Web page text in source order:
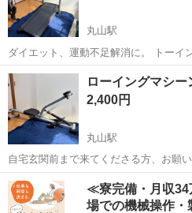
丸山駅
ダイエット、運動不足解消に。 トーイ
す。 併せて取引でお値引き可能です。 自宅玄関前まで撮りに来てくだ
さる方。
兵庫 神戸市 丸山駅 フィッ
ローイングマシ
2,400円
丸山駅
自宅玄関前まで来てくださる方、お願
ん。 フィットネス ダイエット 筋トレ
兵庫 神戸市 丸山駅 フィッ
≪寮完備・月収34
場での機械操作